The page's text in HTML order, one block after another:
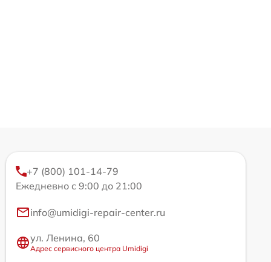
+7 (800) 101-14-79
Ежедневно с 9:00 до 21:00
info@umidigi-repair-center.ru
ул. Ленина, 60
Адрес сервисного центра Umidigi